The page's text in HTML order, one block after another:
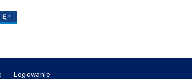
Logowanie